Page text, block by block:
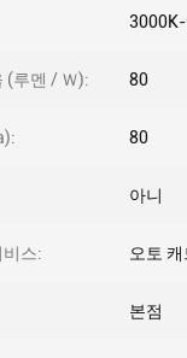
(루멘 / Ｗ): 80
80
아니
비스: 오토
본점